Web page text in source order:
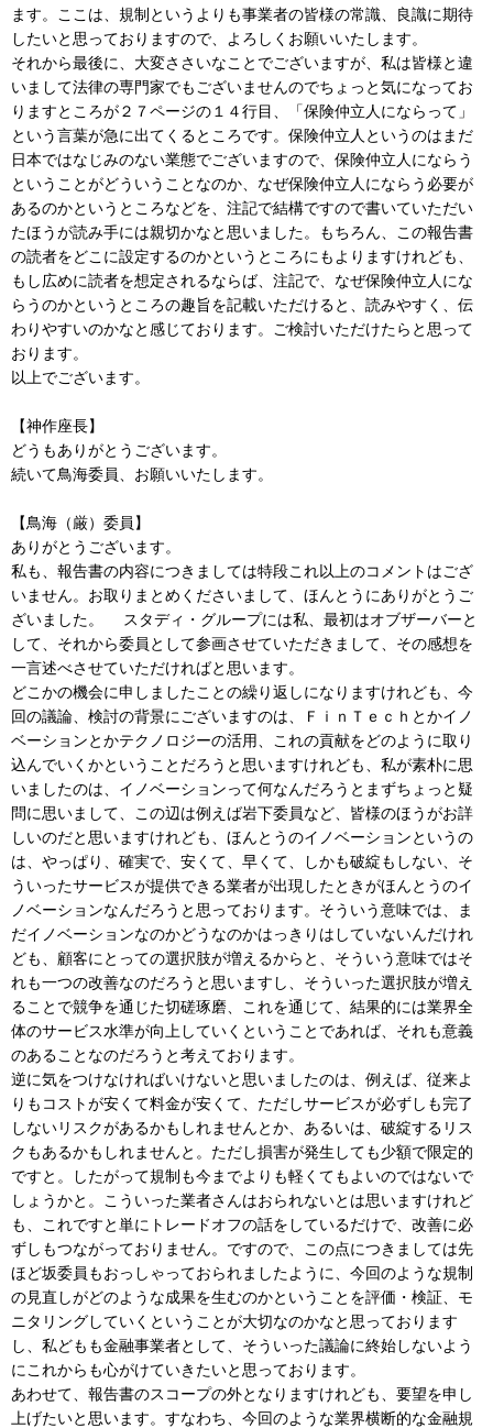
ます。ここは、規制というよりも事業者の皆様の常識、良識に期待
したいと思っておりますので、よろしくお願いいたします。
それから最後に、大変ささいなことでございますが、私は皆様と違
いまして法律の専門家でもございませんのでちょっと気になってお
りますところが２７ページの１４行目、「保険仲立人にならって」
という言葉が急に出てくるところです。保険仲立人というのはまだ
日本ではなじみのない業態でございますので、保険仲立人にならう
ということがどういうことなのか、なぜ保険仲立人にならう必要が
あるのかというところなどを、注記で結構ですので書いていただい
たほうが読み手には親切かなと思いました。もちろん、この報告書
の読者をどこに設定するのかというところにもよりますけれども、
もし広めに読者を想定されるならば、注記で、なぜ保険仲立人にな
らうのかというところの趣旨を記載いただけると、読みやすく、伝
わりやすいのかなと感じております。ご検討いただけたらと思って
おります。
以上でございます。
【神作座長】
どうもありがとうございます。
続いて鳥海委員、お願いいたします。
【鳥海（厳）委員】
ありがとうございます。
私も、報告書の内容につきましては特段これ以上のコメントはござ
いません。お取りまとめくださいまして、ほんとうにありがとうご
ざいました。 スタディ・グループには私、最初はオブザーバーと
して、それから委員として参画させていただきまして、その感想を
一言述べさせていただければと思います。
どこかの機会に申しましたことの繰り返しになりますけれども、今
回の議論、検討の背景にございますのは、ＦｉｎＴｅｃｈとかイノ
ベーションとかテクノロジーの活用、これの貢献をどのように取り
込んでいくかということだろうと思いますけれども、私が素朴に思
いましたのは、イノベーションって何なんだろうとまずちょっと疑
問に思いまして、この辺は例えば岩下委員など、皆様のほうがお詳
しいのだと思いますけれども、ほんとうのイノベーションというの
は、やっぱり、確実で、安くて、早くて、しかも破綻もしない、そ
ういったサービスが提供できる業者が出現したときがほんとうのイ
ノベーションなんだろうと思っております。そういう意味では、ま
だイノベーションなのかどうなのかはっきりはしていないんだけれ
ども、顧客にとっての選択肢が増えるからと、そういう意味ではそ
れも一つの改善なのだろうと思いますし、そういった選択肢が増え
ることで競争を通じた切磋琢磨、これを通じて、結果的には業界全
体のサービス水準が向上していくということであれば、それも意義
のあることなのだろうと考えております。
逆に気をつけなければいけないと思いましたのは、例えば、従来よ
りもコストが安くて料金が安くて、ただしサービスが必ずしも完了
しないリスクがあるかもしれませんとか、あるいは、破綻するリス
クもあるかもしれませんと。ただし損害が発生しても少額で限定的
ですと。したがって規制も今までよりも軽くてもよいのではないで
しょうかと。こういった業者さんはおられないとは思いますけれど
も、これですと単にトレードオフの話をしているだけで、改善に必
ずしもつながっておりません。ですので、この点につきましては先
ほど坂委員もおっしゃっておられましたように、今回のような規制
の見直しがどのような成果を生むのかということを評価・検証、モ
ニタリングしていくということが大切なのかなと思っております
し、私どもも金融事業者として、そういった議論に終始しないよう
にこれからも心がけていきたいと思っております。
あわせて、報告書のスコープの外となりますけれども、要望を申し
上げたいと思います。すなわち、今回のような業界横断的な金融規